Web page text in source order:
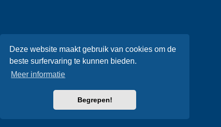
Deze website maakt gebruik van cookies om de
beste surfervaring te kunnen bieden.
Meer informatie
Begrepen!